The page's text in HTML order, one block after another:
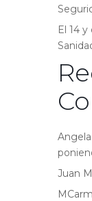
El 14
Juan